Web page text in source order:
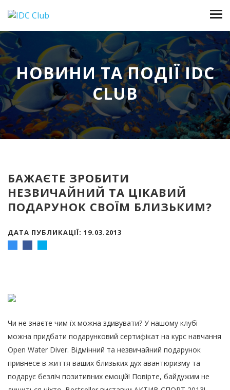
НОВИНИ ТА ПОДІЇ IDC
CLUB
БАЖАЄТЕ ЗРОБИТИ
НЕЗВИЧАЙНИЙ ТА ЦІКАВИЙ
ПОДАРУНОК СВОЇМ БЛИЗЬКИМ?
ДАТА ПУБЛИКАЦІЇ: 19.03.2013
Чи не знаєте чим їх можна здивувати? У нашому клубі
можна придбати подарунковий сертифікат на курс навчання
Open Water Diver. Відмінний та незвичайний подарунок
привнесе в життя ваших близьких дух авантюризму та
подарує безліч позитивних емоцій! Повірте, байдужим не